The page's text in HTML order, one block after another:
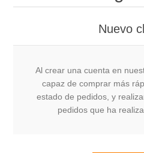
Nuevo
Al crear una cuenta en
capaz de comprar más
estado de pedidos, y
pedidos que ha